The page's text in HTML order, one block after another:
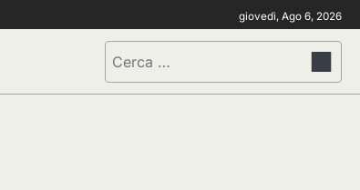
giovedì, Ago 6, 2026
Ricerca
per: